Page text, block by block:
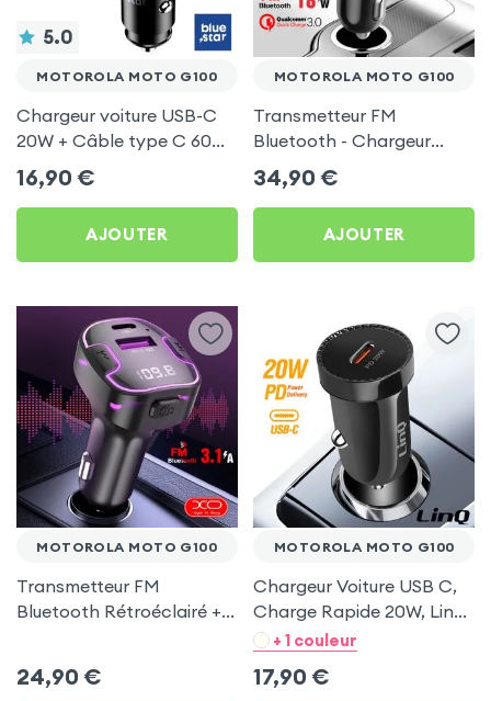
5.0
MOTOROLA MOTO G100
Chargeur voiture USB-C
20W + Câble type C 60W
Blue Star pour Motorola
Moto G100
16,90 €
AJOUTER
MOTOROLA MOTO G100
Transmetteur FM
Bluetooth - Chargeur
Voiture USB C + USB -
Swissten
34,90 €
AJOUTER
MOTOROLA MOTO G100
Transmetteur FM
Bluetooth Rétroéclairé +
24,90 €
MOTOROLA MOTO G100
Chargeur Voiture USB C,
Charge Rapide 20W, LinQ
- Noir pour Motorola
+ 1 couleur
17,90 €